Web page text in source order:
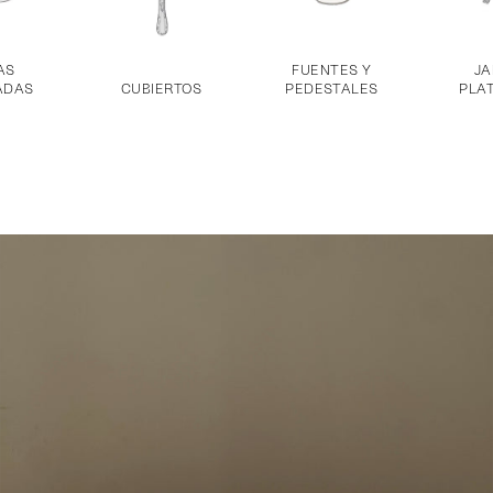
CUBIERTOS
FUENTES Y
PEDESTALES